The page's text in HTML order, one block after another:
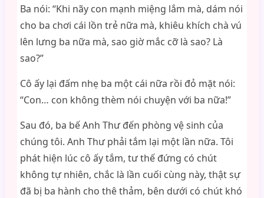
Ba nói: “Khi nãy con mạnh miệng lắm mà, dám nói
cho ba chơi cái lồn trẻ nữa mà, khiêu khích chà vú
lên lưng ba nữa mà, sao giờ mắc cỡ là sao? Là
sao?”
Cô ấy lại đấm nhẹ ba một cái nữa rồi đỏ mặt nói:
“Con… con không thèm nói chuyện với ba nữa!”
Sau đó, ba bế Anh Thư đến phòng vệ sinh của
chúng tôi. Anh Thư phải tắm lại một lần nữa. Tôi
phát hiện lúc cô ấy tắm, tư thế đứng có chút
không tự nhiên, chắc là lần cuối cùng này, thật sự
đã bị ba hành cho thê thảm, bên dưới có chút khó